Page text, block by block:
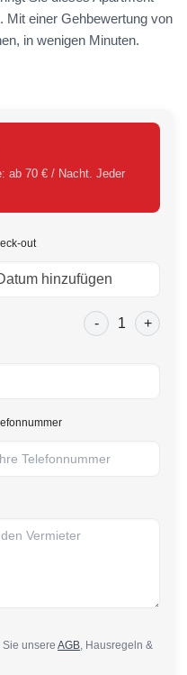
Mit einer Gehbewertung von
in wenigen Minuten.
ab 70 € / Nacht. Jeder
out
- 1 +
Sie unsere AGB, Hausregeln &